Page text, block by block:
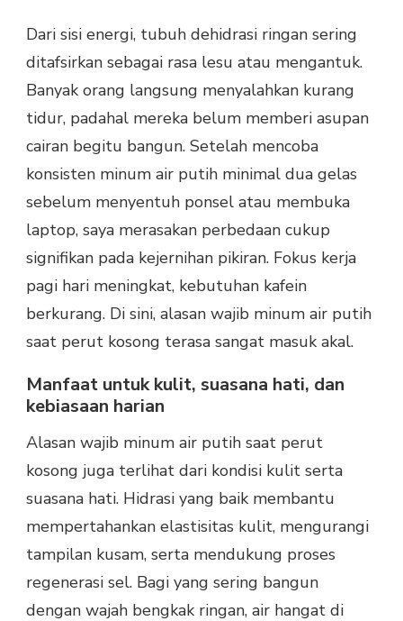
Dari sisi energi, tubuh dehidrasi ringan sering
ditafsirkan sebagai rasa lesu atau mengantuk.
Banyak orang langsung menyalahkan kurang
tidur, padahal mereka belum memberi asupan
cairan begitu bangun. Setelah mencoba
konsisten minum air putih minimal dua gelas
sebelum menyentuh ponsel atau membuka
laptop, saya merasakan perbedaan cukup
signifikan pada kejernihan pikiran. Fokus kerja
pagi hari meningkat, kebutuhan kafein
berkurang. Di sini, alasan wajib minum air putih
saat perut kosong terasa sangat masuk akal.
Manfaat untuk kulit, suasana hati, dan
kebiasaan harian
Alasan wajib minum air putih saat perut
kosong juga terlihat dari kondisi kulit serta
suasana hati. Hidrasi yang baik membantu
mempertahankan elastisitas kulit, mengurangi
tampilan kusam, serta mendukung proses
regenerasi sel. Bagi yang sering bangun
dengan wajah bengkak ringan, air hangat di